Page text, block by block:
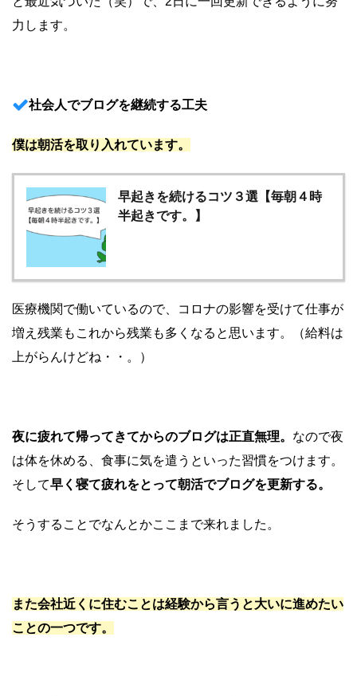
力します。
社会人でブログを継続する工夫
僕は朝活を取り入れています。
早起きを続けるコツ３選【毎朝４時
半起きです。】
医療機関で働いているので、コロナの影響を受けて仕事が
増え残業もこれから残業も多くなると思います。（給料は
上がらんけどね・・。）
夜に疲れて帰ってきてからのブログは正直無理。 なので夜
は体を休める、食事に気を遣うといった習慣をつけます。
そして早く寝て疲れをとって朝活でブログを更新する。
そうすることでなんとかここまで来れました。
また会社近くに住むことは経験から言うと大いに進めたい
ことの一つです。